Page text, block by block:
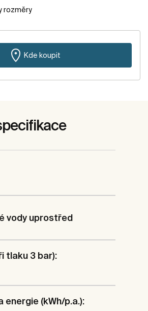
rozměry
Kde koupit
vody uprostřed
tlaku 3 bar):
energie (kWh/p.a.):